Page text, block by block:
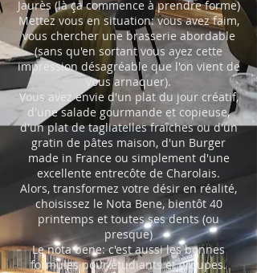
Jaurès (là ça commence à prendre forme)
Mettez vous en situation: vous avez faim,
vous chercher une brasserie abordable
(sans qu'en sortant vous ayez cette
impression désagréable que l'on vient de
vous arnaquer).
Vous avez envie d'un plat du jour créatif,
d'une salade gourmande et copieuse,
d'un plat de tagliatelles fraîches ou d'un
gratin de pâtes maison, d'un Burger
made in France ou simplement d'une
excellente entrecôte de Charolais.
Alors, transformez votre désir en réalité,
choisissez le Nota Bene, bientôt 40
printemps et toutes ses dents (ou
presque)
Le nota bene: c'est aussi les bonnes
formules pour étudiants et groupes.